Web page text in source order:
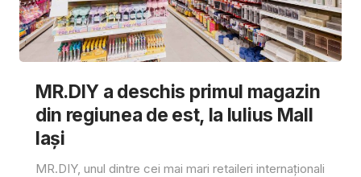
MR.DIY a deschis primul magazin
din regiunea de est, la Iulius Mall
Iași
MR.DIY, unul dintre cei mai mari retaileri internaționali